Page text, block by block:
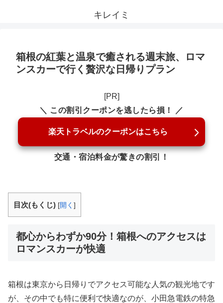
キレイミ
箱根の紅葉と温泉で癒される週末旅、ロマ
ンスカーで行く贅沢な日帰りプラン
[PR]
＼ この割引クーポンを逃したら損！ ／
楽天トラベルのクーポンはこちら
交通・宿泊料金が驚きの割引！
目次(もくじ) [開く ]
都心からわずか90分！箱根へのアクセスは
ロマンスカーが快適
箱根は東京から日帰りでアクセス可能な人気の観光地です
が、その中でも特に便利で快適なのが、小田急電鉄の特急